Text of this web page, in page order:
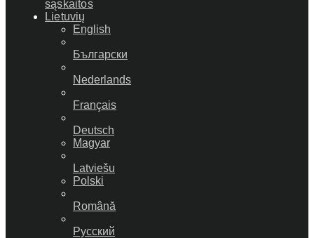
sąskaitos
Lietuvių
English
Български
Nederlands
Français
Deutsch
Magyar
Latviešu
Polski
Română
Русский